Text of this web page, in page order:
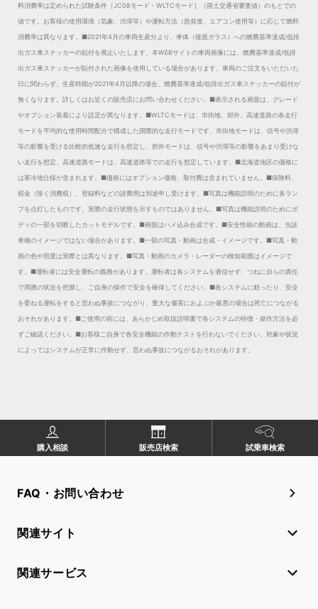
料消費率は定められた試験条件［JC08モード・WLTCモード］（国土交通省審査値）のもとでの
値です。お客様の使用環境（気象、渋滞等）や運転方法（急発進、エアコン使用等）に応じて燃料
消費率は異なります。 ■2021年4月の車両生産分より、車体（後面ガラス）への燃費基準達成/低排
出ガス車ステッカーの貼付を廃止いたします。本WEBサイトの車両画像には、燃費基準達成/低排
出ガス車ステッカーが貼付された画像を使用している場合があります。車両のご注文をいただいた
日に関わらず、生産時期が2021年4月以降の場合、燃費基準達成/低排出ガス車ステッカーの貼付が
無くなります。詳しくはお近くの販売店にお問い合わせください。 ■表示される画面は、グレード
やオプション装着により設定が異なります。 ■WLTCモードは、市街地、郊外、高速道路の各走行
モードを平均的な使用時間配分で構成した国際的な走行モードです。市街地モードは、信号や渋滞
等の影響を受ける比較的低速な走行を想定し、郊外モードは、信号や渋滞等の影響をあまり受けな
い走行を想定、高速道路モードは、高速道路等での走行を想定しています。 ■北海道地区の価格に
は寒冷地仕様が含まれます。 ■価格にはオプション価格、取付費は含まれていません。 ■保険料、
税金（除く消費税）、登録料などの諸費用は別途申し受けます。 ■写真は機能説明のために各ラン
プを点灯したものです。実際の走行状態を示すものではありません。 ■写真は機能説明のためにボ
ディの一部を切断したカットモデルです。 ■画面はハメ込み合成です。 ■安全性能の動画は、当該
車種のイメージではない場合があります。 ■一部の写真・動画は合成・イメージです。 ■写真・動
画の色や照度は実際とは異なります。 ■写真・動画のカメラ・レーダーの検知範囲はイメージで
す。 ■運転者には安全運転の義務があります。運転者は各システムを過信せず、つねに自らの責任
で周囲の状況を把握し、ご自身の操作で安全を確保してください。 ■各システムに頼ったり、安全
を委ねる運転をすると思わぬ事故につながり、重大な傷害におよぶか最悪の場合は死亡につながる
おそれがあります。 ■ご使用の前には、あらかじめ取扱説明書で各システムの特徴・操作方法を必
ずご確認ください。■お客様ご自身で各安全機能の作動テストを行わないでください。対象や状況
によってはシステムが正常に作動せず、思わぬ事故につながるおそれがあります。
購入相談 販売店検索 試乗車検索
FAQ・お問い合わせ
関連サイト
関連サービス